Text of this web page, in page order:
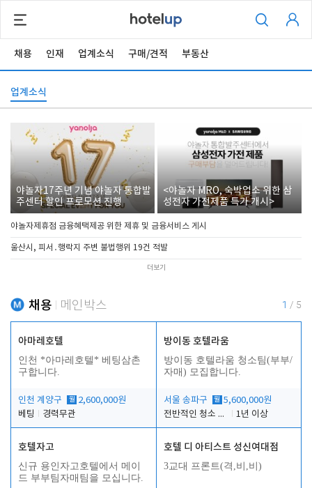
채용 인재 업계소식 구매/견적 부동산
업계소식
야놀자17주년 기념 야놀자 통합발
주센터 할인 프로모션 진행
<야놀자 MRO, 숙박업소 위한 삼
성전자 가전제품 특가 개시>
야놀자제휴점 금융혜택제공 위한 제휴 및 금융서비스 게시
울산시, 피서․행락지 주변 불법행위 19건 적발
더보기
채용 메인박스 1 / 5
아마레호텔
인천 *아마레호텔* 베팅삼촌
구합니다.
인천 계양구 월 2,600,000원
베팅
경력무관
방이동 호텔라움
방이동 호텔라움 청소팀(부부/
자매) 모집합니다.
서울 송파구 월 5,600,000원
전반적인 청소 업무(객실청소.객실정리)
1년 이상
호텔자고
신규 용인자고호텔에서 메이
드 부부팀자매팀을 모십니다.
호텔 디 아티스트 성신여대점
3교대 프론트(격,비,비)